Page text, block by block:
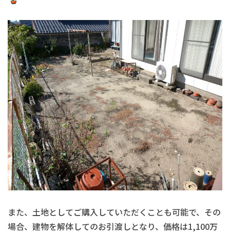
また、土地としてご購入していただくことも可能で、その
場合、建物を解体してのお引渡しとなり、価格は1,100万